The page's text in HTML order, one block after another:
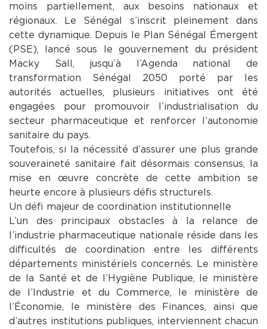
moins partiellement, aux besoins nationaux et
régionaux. Le Sénégal s’inscrit pleinement dans
cette dynamique. Depuis le Plan Sénégal Émergent
(PSE), lancé sous le gouvernement du président
Macky Sall, jusqu’à l’Agenda national de
transformation Sénégal 2050 porté par les
autorités actuelles, plusieurs initiatives ont été
engagées pour promouvoir l’industrialisation du
secteur pharmaceutique et renforcer l’autonomie
sanitaire du pays.
Toutefois, si la nécessité d’assurer une plus grande
souveraineté sanitaire fait désormais consensus, la
mise en œuvre concrète de cette ambition se
heurte encore à plusieurs défis structurels.
Un défi majeur de coordination institutionnelle
L’un des principaux obstacles à la relance de
l’industrie pharmaceutique nationale réside dans les
difficultés de coordination entre les différents
départements ministériels concernés. Le ministère
de la Santé et de l’Hygiène Publique, le ministère
de l’Industrie et du Commerce, le ministère de
l’Économie, le ministère des Finances, ainsi que
d’autres institutions publiques, interviennent chacun